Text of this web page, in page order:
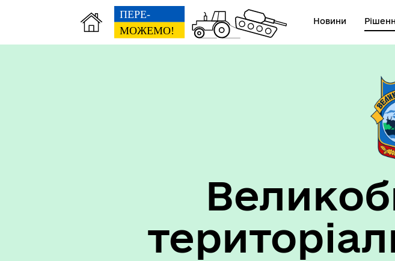
Новини
установ Великобичківської ТГ